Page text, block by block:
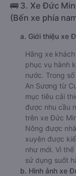
🚌 3. Xe Đức
(Bến xe phía
a. Giới thiệu xe
Hãng xe
phục vụ hành
nước. Trong
An Sương từ
mục tiêu cải
được nhu cầu
trên xe Đức
Nông được
xuyên được
như mới. Vì
sử dụng suốt
b. Hình ảnh xe